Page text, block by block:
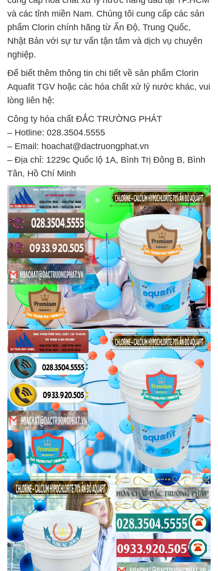
và các tỉnh miền Nam. Chúng tôi cung cấp các sản
phẩm Clorin chính hãng từ Ấn Độ, Trung Quốc,
Nhật Bản với sự tư vấn tận tâm và dịch vụ chuyên
nghiệp.
Để biết thêm thông tin chi tiết về sản phẩm Clorin
Aquafit TGV hoặc các hóa chất xử lý nước khác, vui
lòng liên hệ:
Công ty hóa chất ĐẮC TRƯỜNG PHÁT
– Hotline: 028.3504.5555
– Email: hoachat@dactruongphat.vn
– Địa chỉ: 1229c Quốc lộ 1A, Bình Trị Đông B, Bình
Tân, Hồ Chí Minh